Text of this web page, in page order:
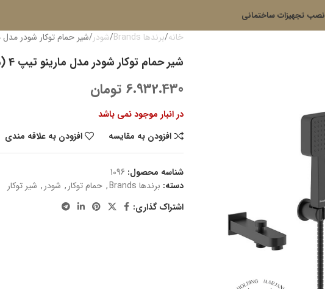
نصب تجهیزات ساختمانی
خانه برندها Brands شودر شیر حمام توکار شودر مدل
شیر حمام توکار شودر مدل مارینو تیپ 4 (مشکی)
6.932.430 تومان
در انبار موجود نمی باشد
افزودن به مقایسه
افزودن به علاقه مندی
شناسه محصول: 1096
دسته: برندها Brands , حمام توکار, شودر, شیر توکار
اشتراک گذاری: